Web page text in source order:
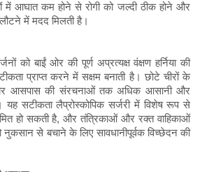
में आघात कम होने से रोगी को जल्दी ठीक होने और
लौटने में मदद मिलती है।
को बाईं ओर की पूर्ण अप्रत्यक्ष वंक्षण हर्निया की
प्राप्त करने में सक्षम बनाती है। छोटे चीरों के
और आसपास की संरचनाओं तक अधिक आसानी और
सटीकता लैप्रोस्कोपिक सर्जरी में विशेष रूप से
हो सकती है, और तंत्रिकाओं और रक्त वाहिकाओं
से बचाने के लिए सावधानीपूर्वक विच्छेदन की